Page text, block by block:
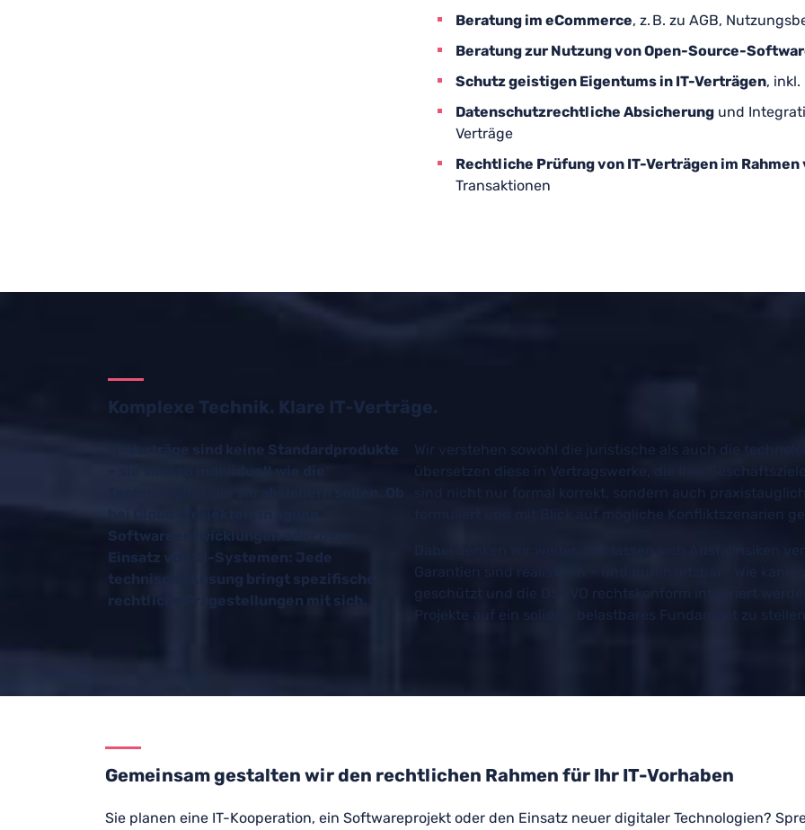
Beratung im eCommerce, z. B. zu AGB,
Beratung zur Nutzung von Open-Source-
Schutz geistigen Eigentums in IT-Verträgen,
Datenschutzrechtliche Absicherungund
Verträge
Rechtliche Prüfung von IT-Verträgen im Rahmen
Transaktionen
Komplexe Technik. Klare IT-Verträge.
IT-Verträge sind keine Standardprodukte
– sie sind so individuell wie die
Softwareentwicklungen oder beim
Einsatz von KI-Systemen: Jede
technische Lösung bringt spezifische
rechtliche Fragestellungen mit sich.
Wir verstehen sowohl die juristische als auch die
übersetzen diese in Vertragswerke, die Ihre
sind nicht nur formal korrekt, sondern auch
formuliert und mit Blick auf mögliche Konfliktszenarien
Dabei denken wir weiter: Wie lassen sich Ausfallrisiken
Garantien sind realistisch – und durchsetzbar? Wie
geschützt und die DSGVO rechtskonform integriert
Projekte auf ein solides, belastbares Fundament zu
Gemeinsam gestalten wir den rechtlichen Rahmen für Ihr IT-Vorhaben
Sie planen eine IT-Kooperation, ein Softwareprojekt oder den Einsatz neuer digitaler Technologien?